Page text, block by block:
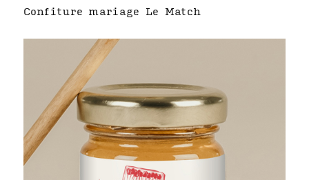
Confiture mariage Le Match